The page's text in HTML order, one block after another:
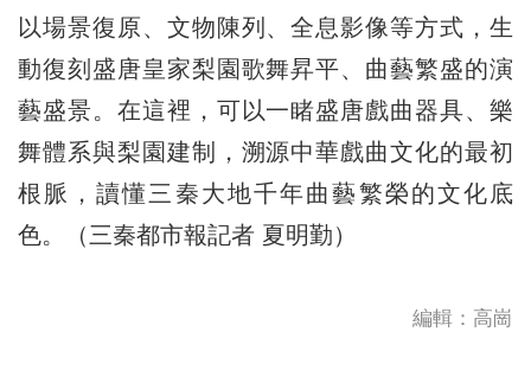
以場景復原、文物陳列、全息影像等方式，生
動復刻盛唐皇家梨園歌舞昇平、曲藝繁盛的演
藝盛景。在這裡，可以一睹盛唐戲曲器具、樂
舞體系與梨園建制，溯源中華戲曲文化的最初
根脈，讀懂三秦大地千年曲藝繁榮的文化底
色。（三秦都市報記者 夏明勤）
編輯：高崗